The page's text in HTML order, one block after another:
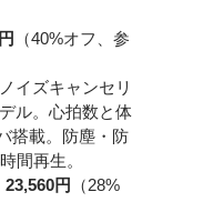
（40%オフ、参
イズキャンセリ
ル。心拍数と体
搭載。防塵・防
間再生。
23,560円
（28%